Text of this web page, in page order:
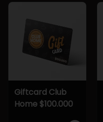
Giftcard Club
Home $100.000